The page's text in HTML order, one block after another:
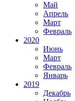
Май
Апрель
Март
Февраль
2020
Июнь
Март
Февраль
Январь
2019
Декабрь